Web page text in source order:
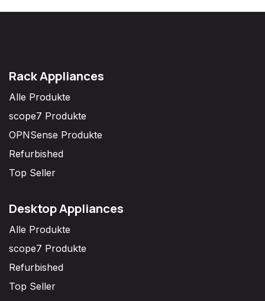
Rack Appliances
Alle Produkte
scope7 Produkte
OPNSense Produkte
Refurbished
Top Seller
Desktop Appliances
Alle Produkte
scope7 Produkte
Refurbished
Top Seller